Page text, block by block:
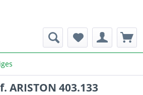
ARISTON 403.133